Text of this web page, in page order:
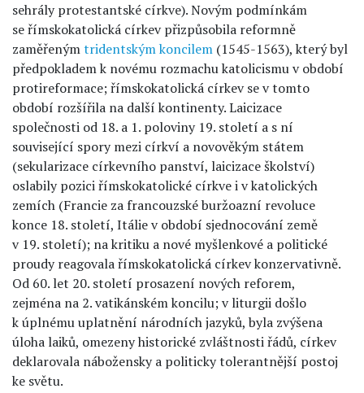
sehrály protestantské církve). Novým podmínkám
se římskokatolická církev přizpůsobila reformně
zaměřenýmtridentským koncilem (1545-1563), který byl
předpokladem k novému rozmachu katolicismu v období
protireformace; římskokatolická církev se v tomto
období rozšířila na další kontinenty. Laicizace
společnosti od 18. a 1. poloviny 19. století a s ní
související spory mezi církví a novověkým státem
(sekularizace církevního panství, laicizace školství)
oslabily pozici římskokatolické církve i v katolických
zemích (Francie za francouzské buržoazní revoluce
konce 18. století, Itálie v období sjednocování země
v 19. století); na kritiku a nové myšlenkové a politické
proudy reagovala římskokatolická církev konzervativně.
Od 60. let 20. století prosazení nových reforem,
zejména na 2. vatikánském koncilu; v liturgii došlo
k úplnému uplatnění národních jazyků, byla zvýšena
úloha laiků, omezeny historické zvláštnosti řádů, církev
deklarovala nábožensky a politicky tolerantnější postoj
ke světu.